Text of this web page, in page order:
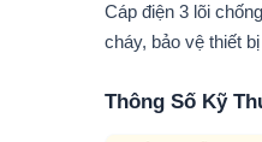
Cáp điện 3 lõi
cháy, bảo vệ thiết
Thông Số Kỹ